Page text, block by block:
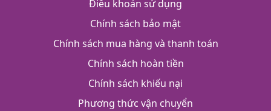
Điều khoản sử dụng
Chính sách bảo mật
Chính sách mua hàng và thanh toán
Chính sách hoàn tiền
Chính sách khiếu nại
Phương thức vận chuyển